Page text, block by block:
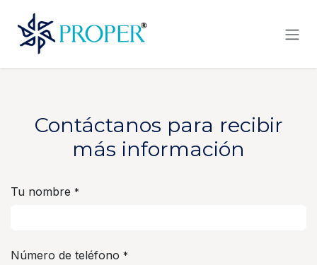
Contáctanos para recibir
más información
Tu nombre *
Número de teléfono *